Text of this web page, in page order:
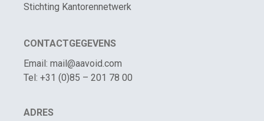
Stichting Kantorennetwerk
CONTACTGEGEVENS
Email: mail@aavoid.com
Tel: +31 (0)85 – 201 78 00
ADRES